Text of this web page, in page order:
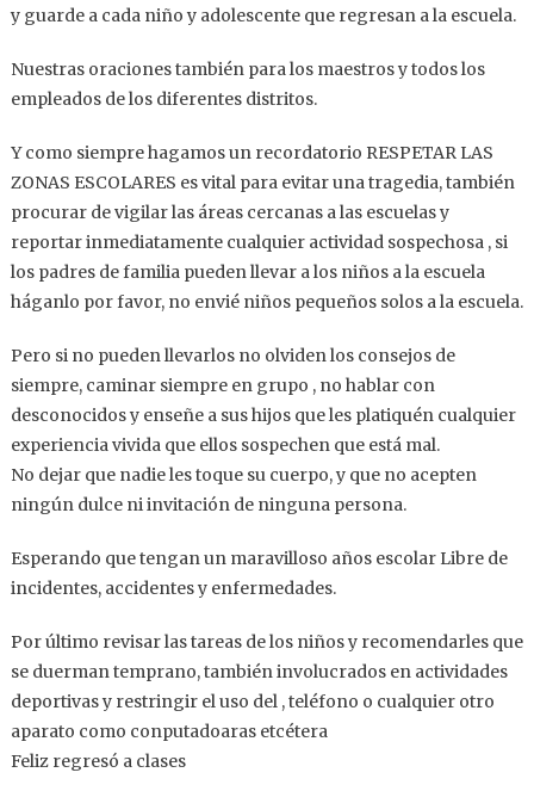
y guarde a cada niño y adolescente que regresan a la escuela.
Nuestras oraciones también para los maestros y todos los
empleados de los diferentes distritos.
Y como siempre hagamos un recordatorio RESPETAR LAS
ZONAS ESCOLARES es vital para evitar una tragedia, también
procurar de vigilar las áreas cercanas a las escuelas y
reportar inmediatamente cualquier actividad sospechosa , si
los padres de familia pueden llevar a los niños a la escuela
háganlo por favor, no envié niños pequeños solos a la escuela.
Pero si no pueden llevarlos no olviden los consejos de
siempre, caminar siempre en grupo , no hablar con
desconocidos y enseñe a sus hijos que les platiquén cualquier
experiencia vivida que ellos sospechen que está mal.
No dejar que nadie les toque su cuerpo, y que no acepten
ningún dulce ni invitación de ninguna persona.
Esperando que tengan un maravilloso años escolar Libre de
incidentes, accidentes y enfermedades.
Por último revisar las tareas de los niños y recomendarles que
se duerman temprano, también involucrados en actividades
deportivas y restringir el uso del , teléfono o cualquier otro
aparato como conputadoaras etcétera
Feliz regresó a clases